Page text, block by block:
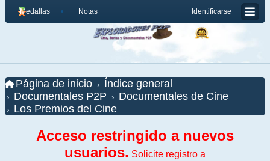
Identificarse
Medallas Notas
Página de inicio
Índice general
Documentales P2P
Documentales de Cine
Los Premios del Cine
Acceso restringido a nuevos
usuarios. Solicite registro a